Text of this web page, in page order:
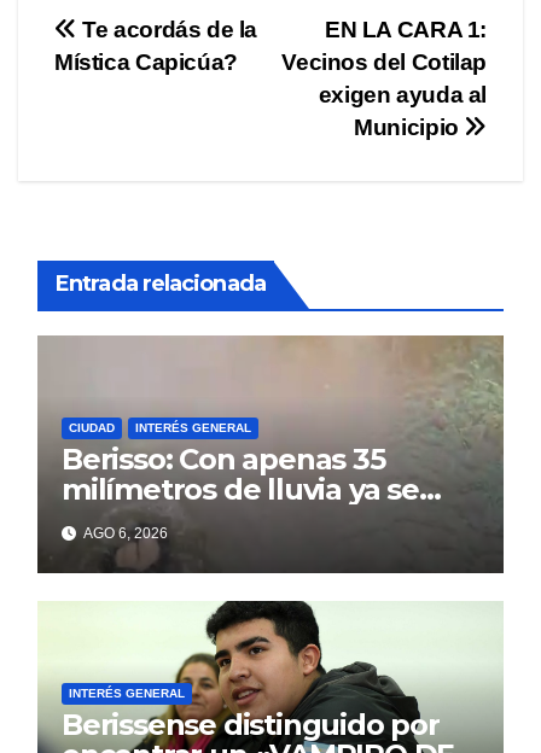
Navegación
EN LA CARA 1:
Vecinos del Cotilap
exigen ayuda al
Municipio
Te acordás de la
Mística Capicúa?
Entrada relacionada
CIUDAD INTERÉS GENERAL
Berisso: Con apenas 35
milímetros de lluvia ya se
sienten los problemas
AGO 6, 2026
INTERÉS GENERAL
Berissense distinguido por